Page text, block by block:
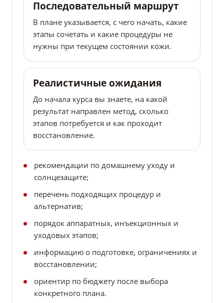
Последовательный маршрут
В плане указывается, с чего начать, какие
этапы сочетать и какие процедуры не
нужны при текущем состоянии кожи.
Реалистичные ожидания
До начала курса вы знаете, на какой
результат направлен метод, сколько
этапов потребуется и как проходит
восстановление.
рекомендации по домашнему уходу и
солнцезащите;
перечень подходящих процедур и
альтернатив;
порядок аппаратных, инъекционных и
уходовых этапов;
информацию о подготовке, ограничениях и
восстановлении;
ориентир по бюджету после выбора
конкретного плана.